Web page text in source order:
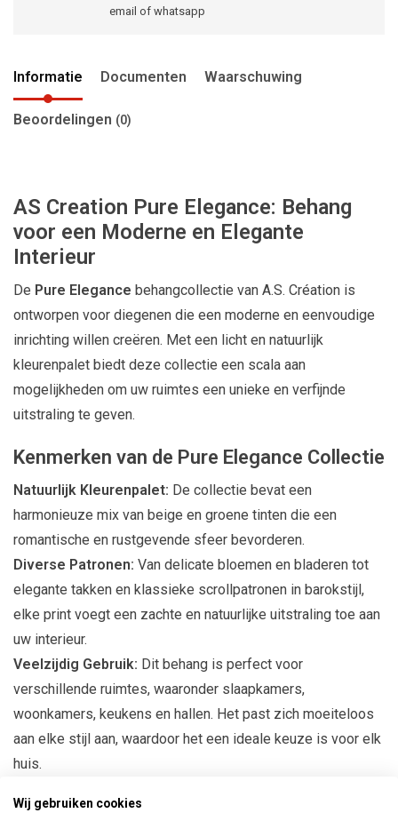
email of whatsapp
Informatie Documenten Waarschuwing
Beoordelingen (0)
AS Creation Pure Elegance: Behang
voor een Moderne en Elegante
Interieur
De Pure Elegance behangcollectie van A.S. Création is
ontworpen voor diegenen die een moderne en eenvoudige
inrichting willen creëren. Met een licht en natuurlijk
kleurenpalet biedt deze collectie een scala aan
mogelijkheden om uw ruimtes een unieke en verfijnde
uitstraling te geven.
Kenmerken van de Pure Elegance Collectie
Natuurlijk Kleurenpalet: De collectie bevat een
harmonieuze mix van beige en groene tinten die een
romantische en rustgevende sfeer bevorderen.
Diverse Patronen: Van delicate bloemen en bladeren tot
elegante takken en klassieke scrollpatronen in barokstijl,
elke print voegt een zachte en natuurlijke uitstraling toe aan
uw interieur.
Veelzijdig Gebruik: Dit behang is perfect voor
verschillende ruimtes, waaronder slaapkamers,
woonkamers, keukens en hallen. Het past zich moeiteloos
aan elke stijl aan, waardoor het een ideale keuze is voor elk
huis.
Creëer een Sensuele Sfeer
Wij gebruiken cookies